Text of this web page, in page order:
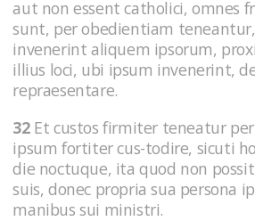
aut non essent catholici, omnes
sunt, per obedientiam
invenerint aliquem ipsorum,
illius loci, ubi ipsum invenerint,
repraesentare.
32Et custos firmiter teneatur
ipsum fortiter cus-todire, sicuti
die noctuque, ita quod non
suis, donec propria sua persona
manibus sui ministri.